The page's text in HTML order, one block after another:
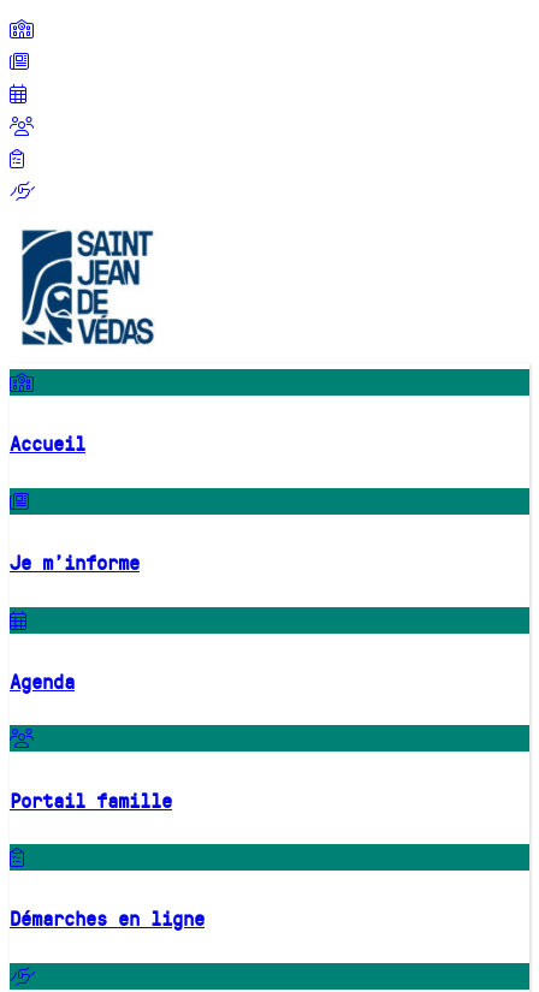
Accueil
Je m'informe
Agenda
Portail famille
Démarches en ligne